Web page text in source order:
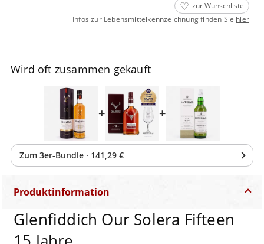
zur Wunschliste
Infos zur Lebensmittelkennzeichnung finden Sie hier
Wird oft zusammen gekauft
+ +
Zum 3er-Bundle · 141,29 €
Produktinformation
Glenfiddich Our Solera Fifteen